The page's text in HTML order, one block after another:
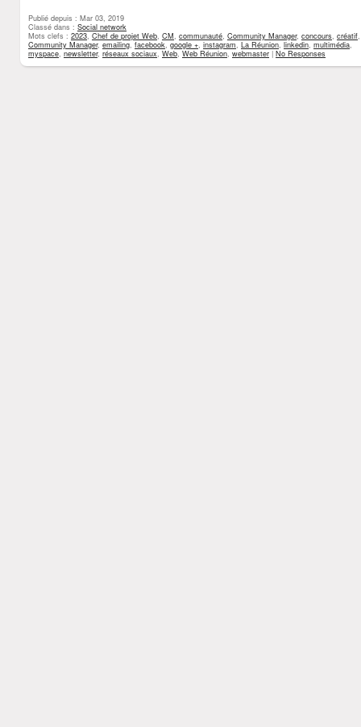
Publié depuis : Mar 03, 2019
Classé dans : Social network
Mots clefs : 2023, Chef de projet Web, CM, communauté, Community Manager, concours, créatif
Community Manager, emailing, facebook, google +, instagram, La Réunion, linkedin, multimédia,
myspace, newsletter, réseaux sociaux, Web, Web Réunion, webmaster | No Responses